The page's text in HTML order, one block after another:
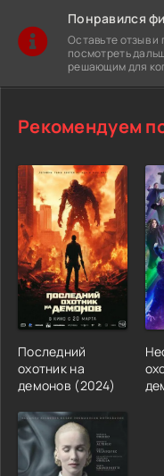
Оставьте отзыв
посмотреть
решающим для
Рекомендуем
Последний
охотник на
демонов (2024)